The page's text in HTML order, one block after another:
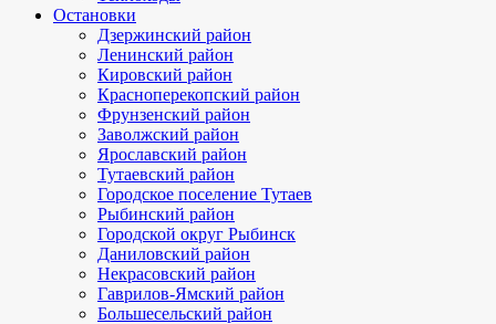
Остановки
Дзержинский район
Ленинский район
Кировский район
Красноперекопский район
Фрунзенский район
Заволжский район
Ярославский район
Тутаевский район
Городское поселение Тутаев
Рыбинский район
Городской округ Рыбинск
Даниловский район
Некрасовский район
Гаврилов-Ямский район
Большесельский район